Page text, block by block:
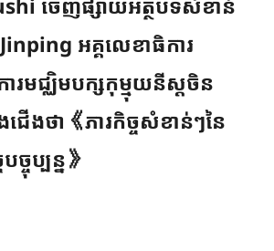
ចេញផ្សាយអត្ថបទសំខាន់
អគ្គលេខាធិការ
រមជ្ឈិមបក្សកុម្មុយនីស្តចិន
ងថា《ភារកិច្ចសំខាន់ៗនៃ
ច្ចុប្បន្ន》